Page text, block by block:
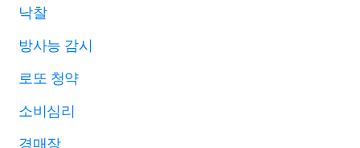
낙찰
방사능 감시
로또 청약
소비심리
경매장